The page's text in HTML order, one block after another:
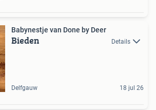
Babynestje van Done by Deer
Bieden Details
Delfgauw 18 jul 26